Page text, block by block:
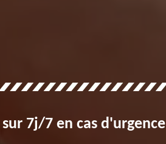
7j/7 en cas d'urgence